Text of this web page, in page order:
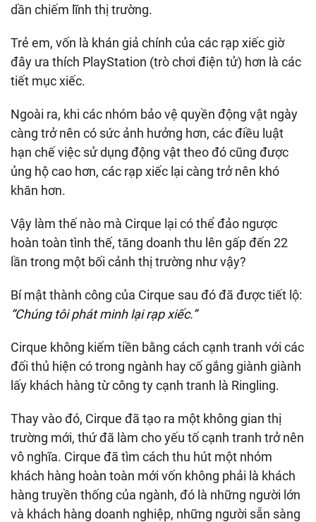
dần chiếm lĩnh thị trường.
Trẻ em, vốn là khán giả chính của các rạp xiếc giờ
đây ưa thích PlayStation (trò chơi điện tử) hơn là các
tiết mục xiếc.
Ngoài ra, khi các nhóm bảo vệ quyền động vật ngày
càng trở nên có sức ảnh hưởng hơn, các điều luật
hạn chế việc sử dụng động vật theo đó cũng được
ủng hộ cao hơn, các rạp xiếc lại càng trở nên khó
khăn hơn.
Vậy làm thế nào mà Cirque lại có thể đảo ngược
hoàn toàn tình thế, tăng doanh thu lên gấp đến 22
lần trong một bối cảnh thị trường như vậy?
Bí mật thành công của Cirque sau đó đã được tiết lộ:
“Chúng tôi phát minh lại rạp xiếc.”
Cirque không kiếm tiền bằng cách cạnh tranh với các
đối thủ hiện có trong ngành hay cố gắng giành giành
lấy khách hàng từ công ty cạnh tranh là Ringling.
Thay vào đó, Cirque đã tạo ra một không gian thị
trường mới, thứ đã làm cho yếu tố cạnh tranh trở nên
vô nghĩa. Cirque đã tìm cách thu hút một nhóm
khách hàng hoàn toàn mới vốn không phải là khách
hàng truyền thống của ngành, đó là những người lớn
và khách hàng doanh nghiệp, những người sẵn sàng